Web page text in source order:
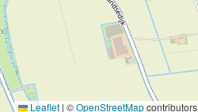
Leaflet | ©OpenStreetMapcontributors